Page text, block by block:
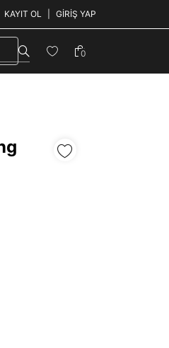
KAYIT OL GIRIŞ YAP
0